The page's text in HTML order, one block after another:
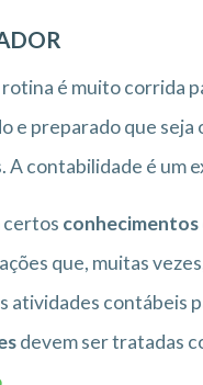
é muito corrida
e preparado que
A contabilidade é um
certos
que, muitas
atividades contábeis
devem ser tratadas